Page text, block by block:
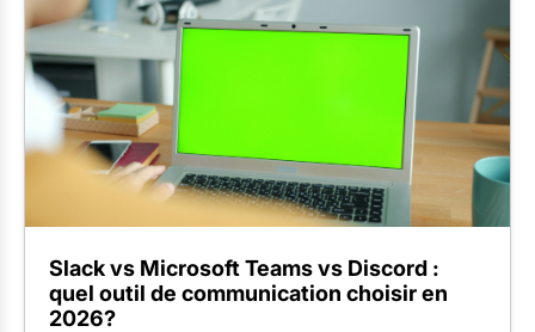
Slack vs Microsoft Teams vs Discord :
quel outil de communication choisir en
2026?